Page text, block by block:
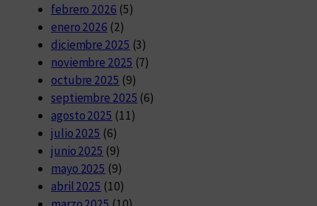
febrero 2026 (5)
enero 2026 (2)
diciembre 2025 (3)
noviembre 2025 (7)
octubre 2025 (9)
septiembre 2025 (6)
agosto 2025 (11)
julio 2025 (6)
junio 2025 (9)
mayo 2025 (9)
abril 2025 (10)